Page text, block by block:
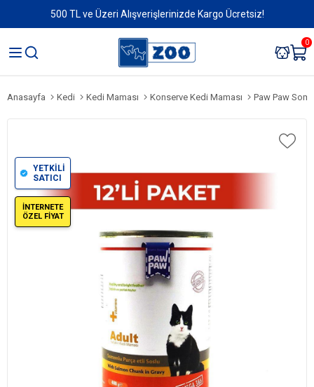
500 TL ve Üzeri Alışverişlerinizde Kargo Ücretsiz!
0
Anasayfa Kedi Kedi Maması Konserve Kedi Maması Paw Paw
YETKİLİ
SATICI
İNTERNETE
ÖZEL FİYAT